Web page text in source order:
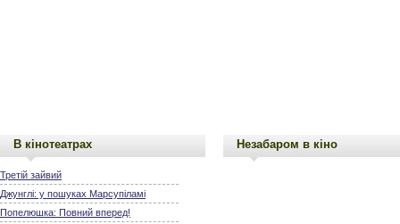
В кінотеатрах
Третій зайвий
Джунглі: у пошуках Марсупіламі
Попелюшка: Повний вперед!
Незабаром в кіно